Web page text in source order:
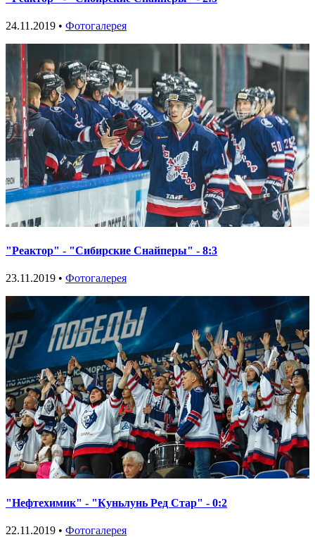
24.11.2019 • Фотогалерея
"Реактор" - "Сибирские Снайперы" - 8:3
23.11.2019 • Фотогалерея
"Нефтехимик" - "Куньлунь Ред Стар" - 0:2
22.11.2019 • Фотогалерея